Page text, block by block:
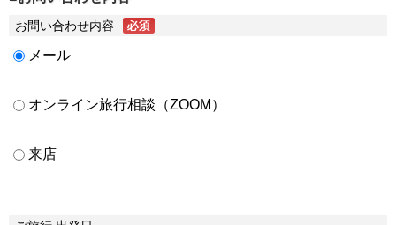
お問い合わせ内容
メール
オンライン旅行相談（ZOOM）
来店